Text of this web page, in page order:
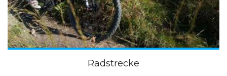
Radstrecke